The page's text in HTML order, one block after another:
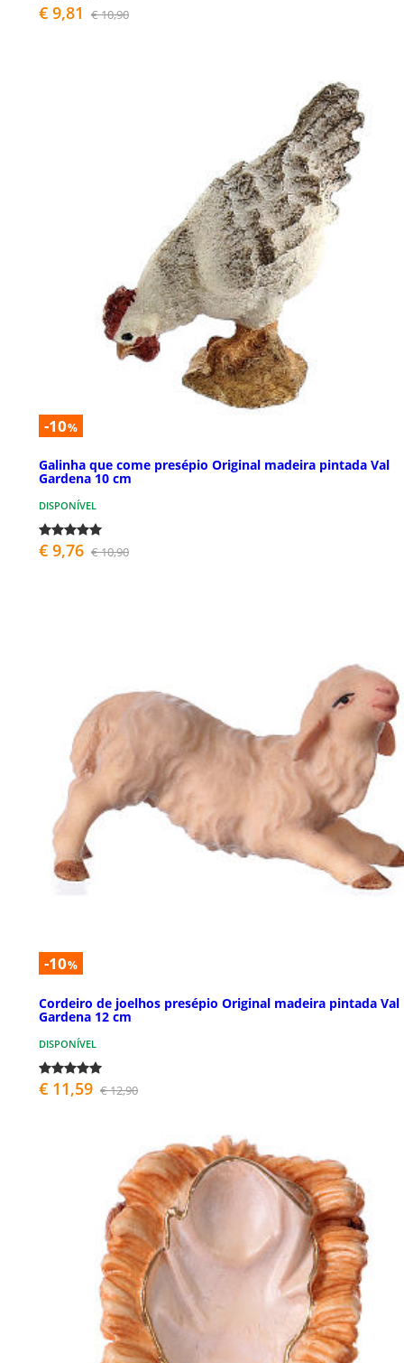
€ 9,81 € 10,90
-10%
Galinha que come presépio Original madeira pintada Val
Gardena 10 cm
DISPONÍVEL
€ 9,76 € 10,90
-10%
Cordeiro de joelhos presépio Original madeira pintada Val
Gardena 12 cm
DISPONÍVEL
€ 11,59 € 12,90